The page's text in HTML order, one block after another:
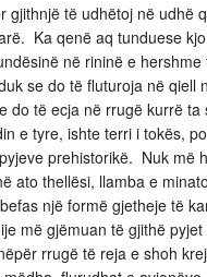
gjithnjë të udhëtoj në udhë
Ka qenë aq tunduese
në rininë e hershme
se do të fluturoja në qiell
do të ecja në rrugë kurrë ta
e tyre, ishte terri i tokës,
prehistorikë. Nuk më
ato thellësi, llamba e
një formë gjetheje të
më gjëmuan të gjithë
rrugë të reja e shoh